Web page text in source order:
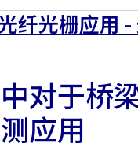
纤光栅应用
对于桥
应用